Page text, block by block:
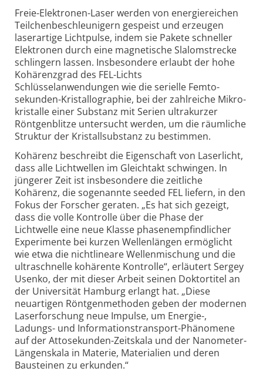
Freie-Elektronen-Laser werden von energiereichen
Teilchen­beschleunigern gespeist und erzeugen
laser­artige Lichtpulse, indem sie Pakete schneller
Elektronen durch eine magnetische Slalom­strecke
schlingern lassen. Insbesondere erlaubt der hohe
Kohärenzgrad des FEL-Lichts
Schlüsselanwendungen wie die serielle Femto­
sekunden-Kristallo­graphie, bei der zahlreiche Mikro­
kristalle einer Substanz mit Serien ultra­kurzer
Röntgen­blitze untersucht werden, um die räumliche
Struktur der Kristall­substanz zu bestimmen.
Kohärenz beschreibt die Eigenschaft von Laserlicht,
dass alle Licht­wellen im Gleichtakt schwingen. In
jüngerer Zeit ist insbesondere die zeitliche
Kohärenz, die sogenannte seeded FEL liefern, in den
Fokus der Forscher geraten. „Es hat sich gezeigt,
dass die volle Kontrolle über die Phase der
Lichtwelle eine neue Klasse phasen­empfindlicher
Experimente bei kurzen Wellenlängen ermöglicht
wie etwa die nichtlineare Wellen­mischung und die
ultra­schnelle kohärente Kontrolle“, erläutert Sergey
Usenko, der mit dieser Arbeit seinen Doktortitel an
der Universität Hamburg erlangt hat. „Diese
neuartigen Röntgen­methoden geben der modernen
Laser­forschung neue Impulse, um Energie-,
Ladungs- und Informations­transport-Phänomene
auf der Attosekunden-Zeitskala und der Nanometer-
Längenskala in Materie, Materialien und deren
Bausteinen zu erkunden.“